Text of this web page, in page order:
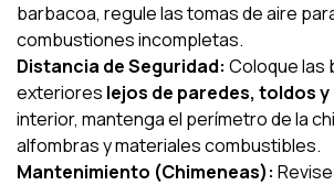
barbacoa, regule las tomas de aire
combustiones incompletas.
Distancia de Seguridad: Coloque las
exteriores lejos de paredes, toldos
interior, mantenga el perímetro de la
alfombras y materiales combustibles.
Mantenimiento (Chimeneas):